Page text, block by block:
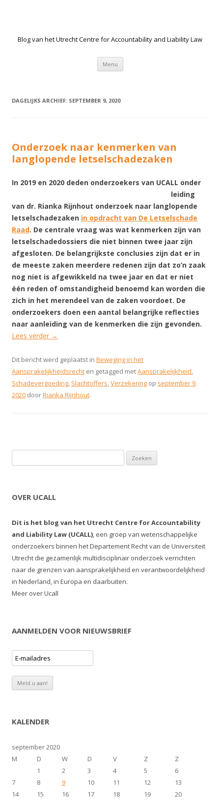
Blog van het Utrecht Centre for Accountability and Liability Law
Menu Spring naar de inhoud
DAGELIJKS ARCHIEF: SEPTEMBER 9, 2020
Onderzoek naar kenmerken van
langlopende letselschadezaken
In 2019 en 2020 deden onderzoekers van UCALL onder
leiding
van dr. Rianka Rijnhout onderzoek naar langlopende
letselschadezaken in opdracht van De Letselschade
Raad. De centrale vraag was wat kenmerken zijn van
letselschadedossiers die niet binnen twee jaar zijn
afgesloten. De belangrijkste conclusies zijn dat er in
de meeste zaken meerdere redenen zijn dat zo’n zaak
nog niet is afgewikkeld na twee jaar en dat er niet
één reden of omstandigheid benoemd kan worden die
zich in het merendeel van de zaken voordoet. De
onderzoekers doen een aantal belangrijke reflecties
naar aanleiding van de kenmerken die zijn gevonden.
Lees verder →
Dit bericht werd geplaatst in Beweging in het
Aansprakelijkheidsrecht en getagged metAansprakelijkheid,
Schadevergoeding, Slachtoffers,Verzekering op september 9,
2020 doorRianka Rijnhout.
OVER UCALL
Dit is het blog van het Utrecht Centre for Accountability
and Liability Law (UCALL), een groep van wetenschappelijke
onderzoekers binnen het Departement Recht van de Universiteit
Utrecht die gezamenlijk multidisciplinair onderzoek verrichten
naar de grenzen van aansprakelijkheid en verantwoordelijkheid
in Nederland, in Europa en daarbuiten.
Meer over Ucall
AANMELDEN VOOR NIEUWSBRIEF
KALENDER
september 2020
M
D W D V Z Z
1 2 3 4 5
6
7
8 9 10 11 12
13
14
15 16 17 18 19
20